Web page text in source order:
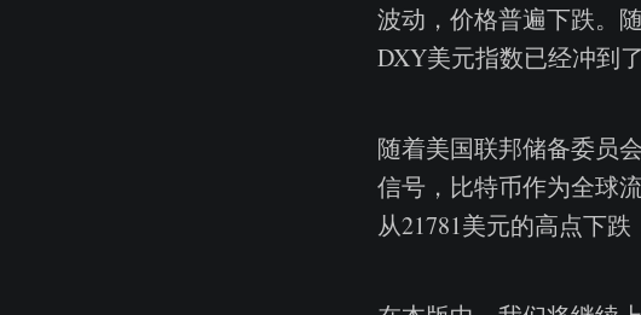
波动，价格普遍下跌。
DXY美元指数已经冲到
随着美国联邦储备委员
信号，比特币作为全球
从21781美元的高点下跌